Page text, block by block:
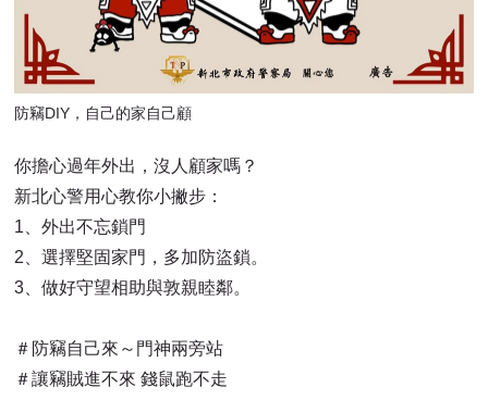
防竊DIY，自己的家自己顧
你擔心過年外出，沒人顧家嗎？
新北心警用心教你小撇步：
1、外出不忘鎖門
2、選擇堅固家門，多加防盜鎖。
3、做好守望相助與敦親睦鄰。
＃防竊自己來～門神兩旁站
＃讓竊賊進不來 錢鼠跑不走